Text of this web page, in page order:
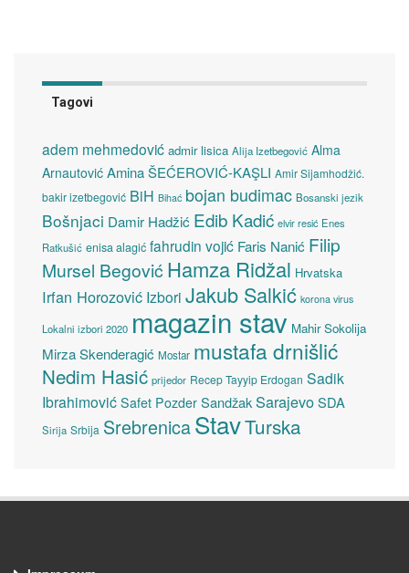
Tagovi
adem mehmedović admir lisica Alija Izetbegović Alma
Arnautović Amina ŠEĆEROVIĆ-KAŞLI Amir Sijamhodžić.
bakir izetbegović BiH Bihać bojan budimac Bosanski jezik
Bošnjaci Damir Hadžić Edib Kadić elvir resić Enes
Ratkušić enisa alagić fahrudin vojić Faris Nanić Filip
Mursel Begović Hamza Ridžal Hrvatska
Irfan Horozović Izbori Jakub Salkić korona virus
Lokalni izbori 2020 magazin stav Mahir Sokolija
Mirza Skenderagić Mostar mustafa drnišlić
Nedim Hasić prijedor Recep Tayyip Erdogan Sadik
Ibrahimović Safet Pozder SandžakSarajevoSDA
Sirija Srbija SrebrenicaStavTurska